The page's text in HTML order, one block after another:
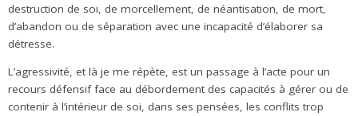
destruction de soi, de morcellement, de néantisation, de mort,
d’abandon ou de séparation avec une incapacité d’élaborer sa
détresse.
L’agressivité, et là je me répète, est un passage à l’acte pour un
recours défensif face au débordement des capacités à gérer ou de
contenir à l’intérieur de soi, dans ses pensées, les conflits trop